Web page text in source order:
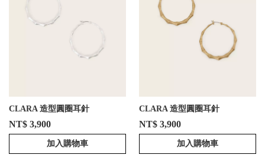
CLARA 造型圓圈耳針
NT$ 3,900
加入購物車
CLARA 造型圓圈耳針
NT$ 3,900
加入購物車